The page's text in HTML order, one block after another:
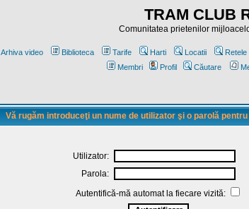
TRAM CLUB
Comunitatea prietenilor
Arhiva video Biblioteca Tarife Harti Locatii Retele
Membri
Profil Căutare
Vă rugăm introduceţi un nume de utilizator şi o parolă
Utilizator:
Parola:
Autentifică-mă automat la fiecare vizită: